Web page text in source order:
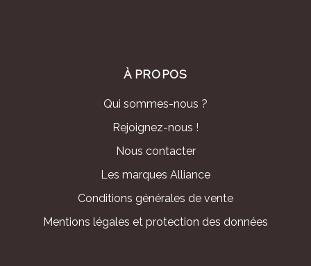
À PROPOS
Qui sommes-nous ?
Rejoignez-nous !
Nous contacter
Les marques Alliance
Conditions générales de vente
Mentions légales et protection des données